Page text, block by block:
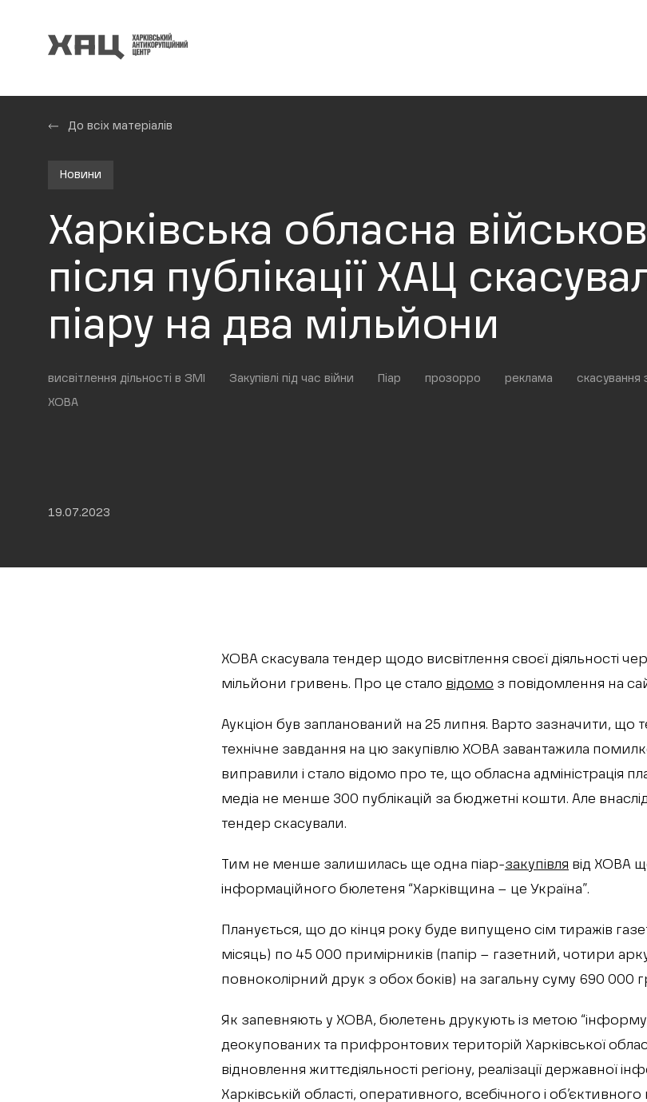
До всіх матеріалів
Новини
Харківська обласна
після публікації ХАЦ
піару на два мільйони
висвітлення дільності в ЗМІ Закупівлі під час війни Піар прозорро реклама скасування
ХОВА
19.07.2023
ХОВА скасувала тендер щодо висвітлення своєї діяльності
мільйони гривень. Про це стало відомо з повідомлення на
Аукціон був запланований на 25 липня. Варто зазначити, що
технічне завдання на цю закупівлю ХОВА завантажила
виправили і стало відомо про те, що обласна адміністрація
медіа не менше 300 публікацій за бюджетні кошти. Але
тендер скасували.
Тим не менше залишилась ще одна піар-закупівля від ХОВА
інформаційного бюлетеня “Харківщина – це Україна”.
Планується, що до кінця року буде випущено сім тиражів
місяць) по 45 000 примірників (папір – газетний, чотири
повноколірний друк з обох боків) на загальну суму 690 000
Як запевняють у ХОВА, бюлетень друкують із метою
деокупованих та прифронтових територій Харківської
відновлення життєдіяльності регіону, реалізації державної
Харківській області, оперативного, всебічного і об’єктивного